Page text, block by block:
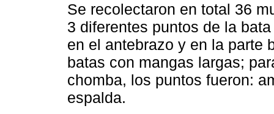
Se recolectaron en total 36
3 diferentes puntos de la
en el antebrazo y en la parte
batas con mangas largas;
chomba, los puntos fueron:
espalda.